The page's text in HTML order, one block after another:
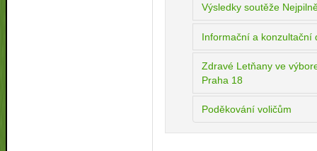
Výsledky soutěže
Informační a konzultační
Zdravé Letňany ve
Praha 18
Poděkování voličům